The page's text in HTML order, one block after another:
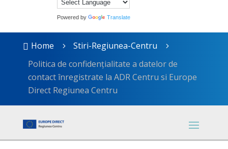
Powered by Translate
 Home 5 Stiri-Regiunea-Centru 5
Politica de confidențialitate a datelor de
contact înregistrate la ADR Centru si Europe
Direct Regiunea Centru